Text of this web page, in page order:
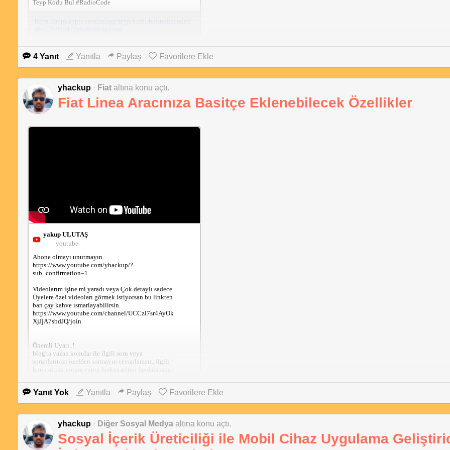
‎Teyp Kodu Bul #RadioCode
https://apps.apple.com/us/app/teyp-kodu-bul-radiocode/i
bit.ly
Radio Code Unlocker - Apps on Google Play
up.gizliozellikler
yakup ULUTAŞ
youtube
4 Yanıt Yanıtla Paylaş Favorilere Ekle
yhackup · Fiat altına konu açtı.
Fiat Linea Aracınıza Basitçe Eklenebilecek Özellikler
yakup ULUTAŞ
youtube
Abone olmayı unutmayın.
https://www.youtube.com/yhackup/?
sub_confirmation=1
Videolarım işine mi yaradı veya Çok detaylı sadece
Üyelere özel videoları görmek istiyorsan bu linkten
ban çay kahve ısmarlayabilirsin.
https://www.youtube.com/channel/UCCzl7sr4AyOk
XjJjA7sbdJQ/join
Önemli Uyarı..!
blog'ta yazan konular ile ilgili soru veya
sorunlarınızı özelden sormayın cevaplamam, ilgili
konu altına yorum yapın herkes görüp faydalansın,
İletişim:
Facebook : facebook.com/yhackup
Telegram : t.me/yhackup
https://www.youtube.com/watch?v=mrJ3AXUAY60&featu
re=youtu.be
Yanıt Yok Yanıtla Paylaş Favorilere Ekle
yhackup · Diğer Sosyal Medya altına konu açtı.
Sosyal İçerik Üreticiliği ile Mobil Cihaz Uygulama